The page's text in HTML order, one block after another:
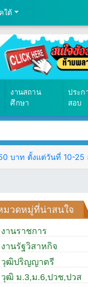
ใต้
งานสถาน
ศึกษา
ประก
สอบ
บาท ตั้งแต่วันที่ 10-25
มวดหมู่ที่น่าสนใจ
งานราชการ
งานรัฐวิสาหกิจ
วุฒิปริญญาตรี
วุฒิ ม.3,ม.6,ปวช,ปวส